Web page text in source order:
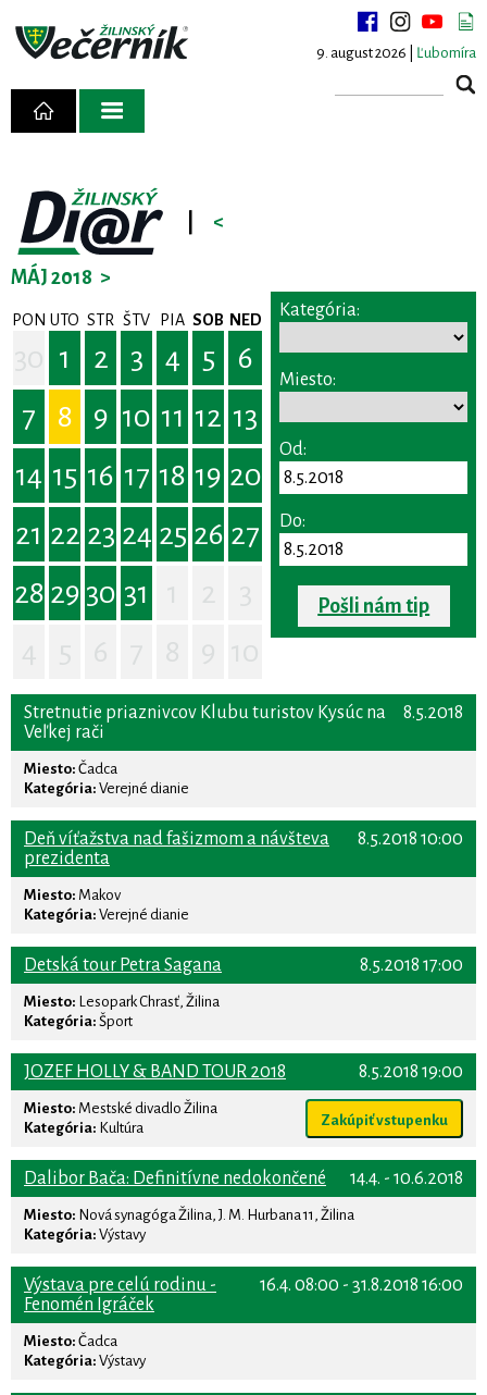
9. august 2026 | Ľubomíra
<
MÁJ 2018 >
PON UTO STR ŠTV PIA SOB NED
1 2 3 4 5
6
7
8 9 10 11 12 13
14 15 16 17 18 19 20
21 22 23 24 25 26 27
28 29 30 31
Kategória:
Miesto:
Od:
Do:
Pošli nám tip
8.5.2018
Stretnutie priaznivcov Klubu turistov Kysúc na
Veľkej rači
Miesto: Čadca
Kategória: Verejné dianie
8.5.2018 10:00
Deň víťažstva nad fašizmom a návšteva
prezidenta
Miesto: Makov
Kategória: Verejné dianie
8.5.2018 17:00
Detská tour Petra Sagana
Miesto: Lesopark Chrasť, Žilina
Kategória: Šport
8.5.2018 19:00
JOZEF HOLLY & BAND TOUR 2018
Zakúpiť vstupenku
Miesto: Mestské divadlo Žilina
Kategória: Kultúra
14.4. - 10.6.2018
Dalibor Bača: Definitívne nedokončené
Miesto: Nová synagóga Žilina, J. M. Hurbana 11, Žilina
Kategória: Výstavy
16.4. 08:00 - 31.8.2018 16:00
Výstava pre celú rodinu -
Fenomén Igráček
Miesto: Čadca
Kategória: Výstavy